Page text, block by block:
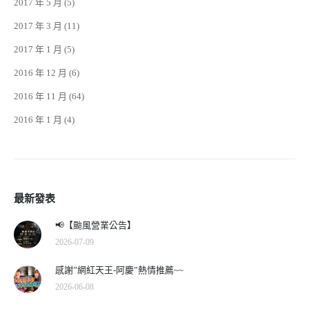
2017 年 5 月 (5)
2017 年 3 月 (11)
2017 年 1 月 (5)
2016 年 12 月 (6)
2016 年 11 月 (64)
2016 年 1 月 (4)
最新發表
📢【颱風營業公告】
2026-07-09
感謝”網紅天王-阿慶”熱情推薦~~
2026-06-08